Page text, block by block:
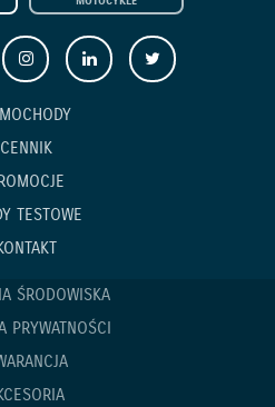
CENNIK
TESTOWE
ŚRODOWISKA
PRYWATNOŚCI